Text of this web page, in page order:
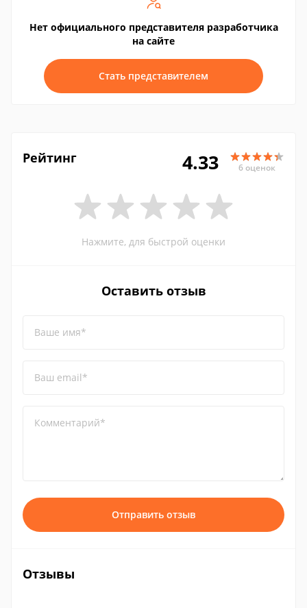
Нет официального представителя разработчика
на сайте
Стать представителем
Рейтинг 4.33 6 оценок
Нажмите, для быстрой оценки
Оставить отзыв
Ваше имя*
Ваш email*
Комментарий*
Отправить отзыв
Отзывы